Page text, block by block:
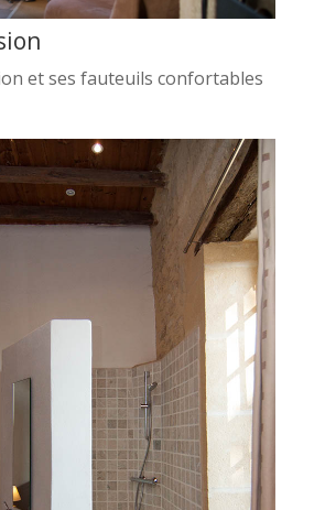
et ses fauteuils confortables